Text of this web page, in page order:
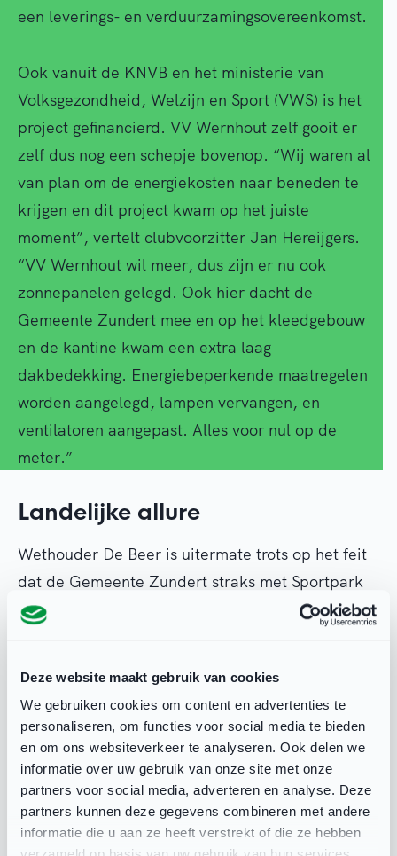
Deze website maakt gebruik van cookies
We gebruiken cookies om content en advertenties te
personaliseren, om functies voor social media te bieden
en om ons websiteverkeer te analyseren. Ook delen we
informatie over uw gebruik van onze site met onze
partners voor social media, adverteren en analyse. Deze
partners kunnen deze gegevens combineren met andere
informatie die u aan ze heeft verstrekt of die ze hebben
een leverings- en verduurzamingsovereenkomst.
Ook vanuit de KNVB en het ministerie van
Volksgezondheid, Welzijn en Sport (VWS) is het
project gefinancierd. VV Wernhout zelf gooit er
zelf dus nog een schepje bovenop. “Wij waren al
van plan om de energiekosten naar beneden te
krijgen en dit project kwam op het juiste
moment”, vertelt clubvoorzitter Jan Hereijgers.
“VV Wernhout wil meer, dus zijn er nu ook
zonnepanelen gelegd. Ook hier dacht de
Gemeente Zundert mee en op het kleedgebouw
en de kantine kwam een extra laag
dakbedekking. Energiebeperkende maatregelen
worden aangelegd, lampen vervangen, en
ventilatoren aangepast. Alles voor nul op de
meter.”
Landelijke allure
Wethouder De Beer is uitermate trots op het feit
dat de Gemeente Zundert straks met Sportpark
Wernhout het eerste volledig gasloze sportpark
van Nederland in huis heeft. Zeker zo fier is hij
“En trots dat wij in Wernhout een project met
landelijke allure neerzetten,” zo laat hij weten.
Het zorgt in ieder geval voor grote belangstelling.